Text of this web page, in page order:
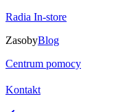
Radia In-store
ZasobyBlog
Centrum pomocy
Kontakt